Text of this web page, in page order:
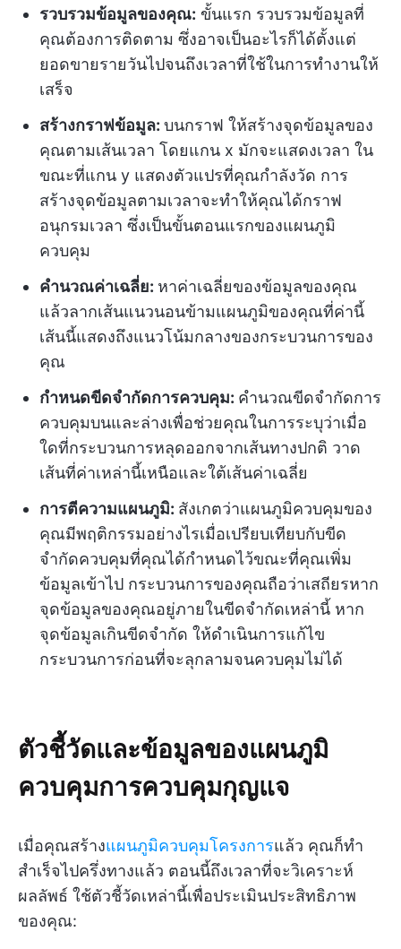
รวบรวมข้อมูลของคุณ: ขั้นแรก รวบรวมข้อมูลที่
คุณต้องการติดตาม ซึ่งอาจเป็นอะไรก็ได้ตั้งแต่
ยอดขายรายวันไปจนถึงเวลาที่ใช้ในการทำงานให้
เสร็จ
สร้างกราฟข้อมูล: บนกราฟ ให้สร้างจุดข้อมูลของ
คุณตามเส้นเวลา โดยแกน x มักจะแสดงเวลา ใน
ขณะที่แกน y แสดงตัวแปรที่คุณกำลังวัด การ
สร้างจุดข้อมูลตามเวลาจะทำให้คุณได้กราฟ
อนุกรมเวลา ซึ่งเป็นขั้นตอนแรกของแผนภูมิ
ควบคุม
คำนวณค่าเฉลี่ย: หาค่าเฉลี่ยของข้อมูลของคุณ
แล้วลากเส้นแนวนอนข้ามแผนภูมิของคุณที่ค่านี้
เส้นนี้แสดงถึงแนวโน้มกลางของกระบวนการของ
คุณ
กำหนดขีดจำกัดการควบคุม: คำนวณขีดจำกัดการ
ควบคุมบนและล่างเพื่อช่วยคุณในการระบุว่าเมื่อ
ใดที่กระบวนการหลุดออกจากเส้นทางปกติ วาด
เส้นที่ค่าเหล่านี้เหนือและใต้เส้นค่าเฉลี่ย
การตีความแผนภูมิ: สังเกตว่าแผนภูมิควบคุมของ
คุณมีพฤติกรรมอย่างไรเมื่อเปรียบเทียบกับขีด
จำกัดควบคุมที่คุณได้กำหนดไว้ขณะที่คุณเพิ่ม
ข้อมูลเข้าไป กระบวนการของคุณถือว่าเสถียรหาก
จุดข้อมูลของคุณอยู่ภายในขีดจำกัดเหล่านี้ หาก
จุดข้อมูลเกินขีดจำกัด ให้ดำเนินการแก้ไข
กระบวนการก่อนที่จะลุกลามจนควบคุมไม่ได้
ตัวชี้วัดและข้อมูลของแผนภูมิ
ควบคุมการควบคุมกุญแจ
เมื่อคุณสร้างแผนภูมิควบคุมโครงการแล้ว คุณก็ทำ
สำเร็จไปครึ่งทางแล้ว ตอนนี้ถึงเวลาที่จะวิเคราะห์
ผลลัพธ์ ใช้ตัวชี้วัดเหล่านี้เพื่อประเมินประสิทธิภาพ
ของคุณ: